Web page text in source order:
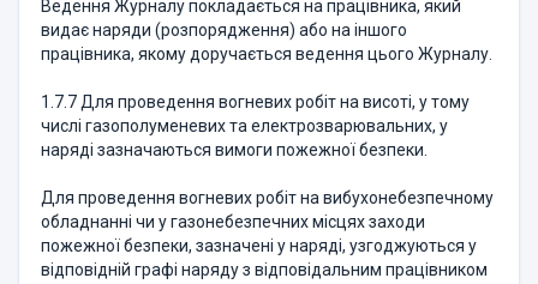
Ведення Журналу покладається на працівника, який
видає наряди (розпорядження) або на іншого
працівника, якому доручається ведення цього Журналу.
1.7.7 Для проведення вогневих робіт на висоті, у тому
числі газополуменевих та електрозварювальних, у
наряді зазначаються вимоги пожежної безпеки.
Для проведення вогневих робіт на вибухонебезпечному
обладнанні чи у газонебезпечних місцях заходи
пожежної безпеки, зазначені у наряді, узгоджуються у
відповідній графі наряду з відповідальним працівником